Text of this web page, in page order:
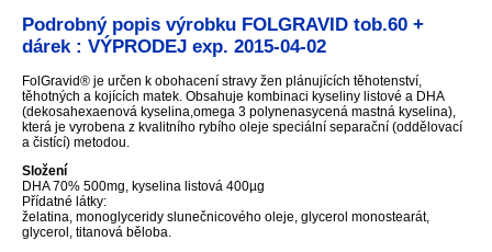
Podrobný popis výrobku FOLGRAVID tob.60 +
dárek : VÝPRODEJ exp. 2015-04-02
FolGravid® je určen k obohacení stravy žen plánujících těhotenství,
těhotných a kojících matek. Obsahuje kombinaci kyseliny listové a DHA
(dekosahexaenová kyselina,omega 3 polynenasycená mastná kyselina),
která je vyrobena z kvalitního rybího oleje speciální separační (oddělovací
a čistící) metodou.
Složení
DHA 70% 500mg, kyselina listová 400µg
Přídatné látky:
želatina, monoglyceridy slunečnicového oleje, glycerol monostearát,
glycerol, titanová běloba.